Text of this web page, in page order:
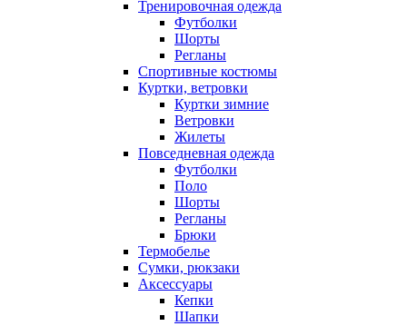
Тренировочная одежда
Футболки
Шорты
Регланы
Спортивные костюмы
Куртки, ветровки
Куртки зимние
Ветровки
Жилеты
Повседневная одежда
Футболки
Поло
Шорты
Регланы
Брюки
Термобелье
Сумки, рюкзаки
Аксессуары
Кепки
Шапки